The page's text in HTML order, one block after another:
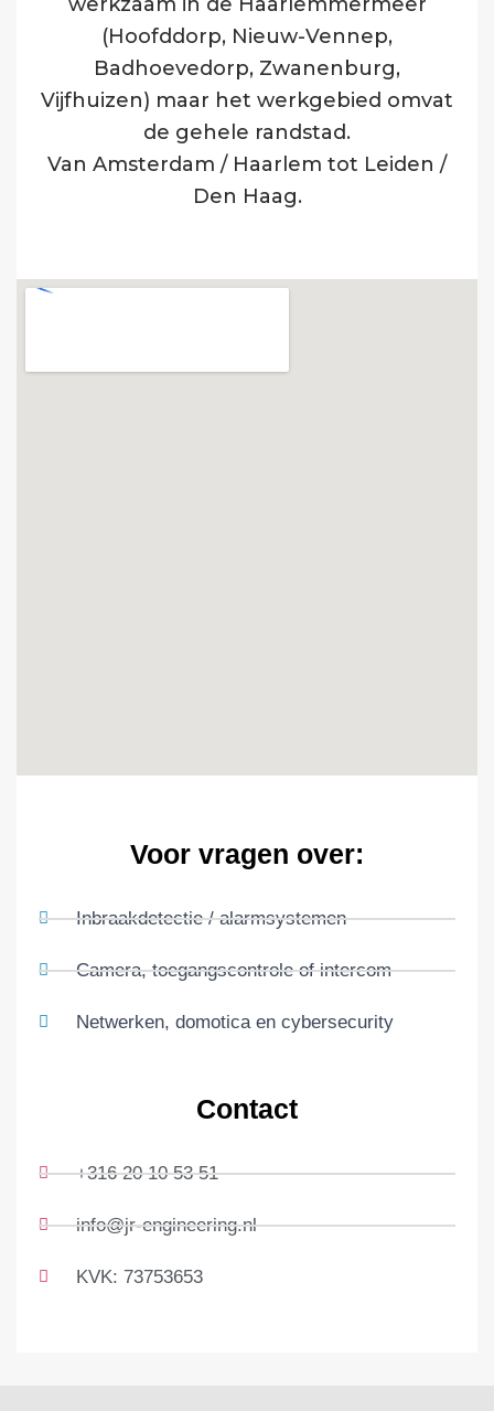
(Hoofddorp, Nieuw-Vennep,
Badhoevedorp, Zwanenburg,
Vijfhuizen) maar het werkgebied omvat
de gehele randstad.
Van Amsterdam / Haarlem tot Leiden /
Den Haag.
Voor vragen over:
Inbraakdetectie / alarmsystemen
Camera, toegangscontrole of intercom
Netwerken, domotica en cybersecurity
Contact
+316 20 10 53 51
info@jr-engineering.nl
KVK: 73753653